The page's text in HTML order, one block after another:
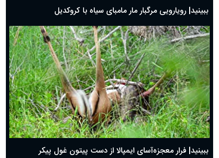
ببینید| رویارویی مرگبار مار مامبای سیاه با کروکدیل
ببینید| فرار معجزه‌آسای ایمپالا از دست پیتون غول پیکر